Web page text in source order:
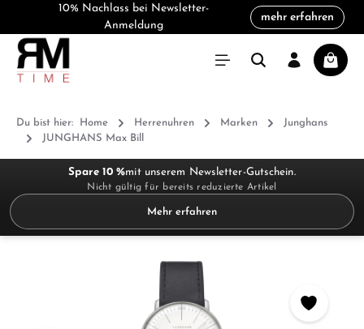
10% Nachlass bei Newsletter-
Anmeldung
mehr erfahren
Du bist hier: Home Herrenuhren Marken
Junghans
JUNGHANS Max Bill
Spare 10 %mit unserem Newsletter-Gutschein.
Nicht gültig für bereits reduzierte Artikel
Mehr erfahren
Bildergalerie überspringen